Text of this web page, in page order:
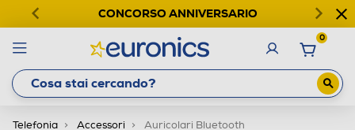
CONCORSO ANNIVERSARIO
0
Telefonia Accessori Auricolari Bluetooth